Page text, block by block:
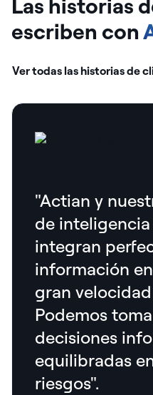
Las historias
escriben con
Ver todas las historias de
"Actian y
de
integran
información
gran
Podemos
decisiones
equilibradas
riesgos".